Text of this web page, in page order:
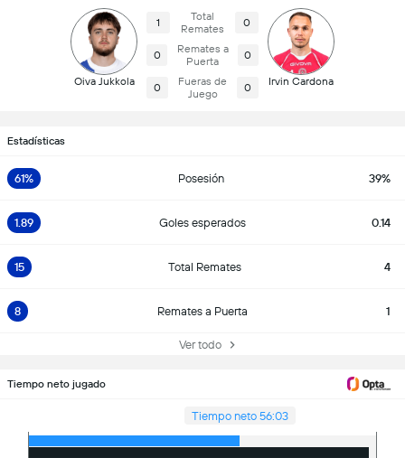
Oiva Jukkola
1
Total
Remates
0
0
Remates a
Puerta
0
0
Fueras de
Juego
0 Irvin Cardona
Estadísticas
61% Posesión 39%
1.89 Goles esperados 0.14
15 Total Remates 4
8 Remates a Puerta 1
Ver todo
Tiempo neto jugado
Tiempo neto 56:03